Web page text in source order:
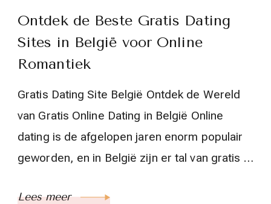
Ontdek de Beste Gratis Dating
Sites in België voor Online
Romantiek
Gratis Dating Site België Ontdek de Wereld
van Gratis Online Dating in België Online
dating is de afgelopen jaren enorm populair
geworden, en in België zijn er tal van gratis …
Lees meer